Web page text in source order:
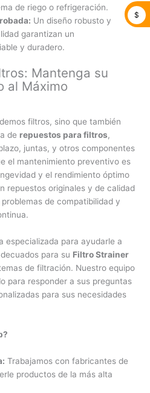
de riego o refrigeración.
Un diseño robusto y
garantizan un
y duradero.
Mantenga su
al Máximo
filtros, sino que también
de repuestos para filtros,
juntas, y otros componentes
el mantenimiento preventivo es
y el rendimiento óptimo
repuestos originales y de calidad
de compatibilidad y
especializada para ayudarle a
para su Filtro Strainer
de filtración. Nuestro equipo
para responder a sus preguntas
para sus necesidades
Trabajamos con fabricantes de
productos de la más alta
$